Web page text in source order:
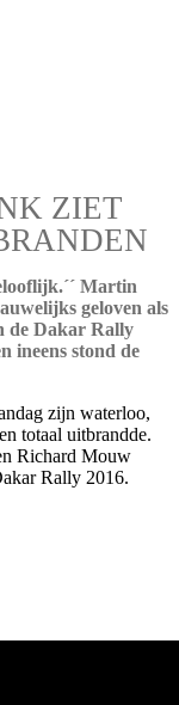
ZIET
Martin
geloven als
de Dakar Rally
ineens stond de
zijn waterloo,
totaal uitbrandde.
Richard Mouw
Rally 2016.